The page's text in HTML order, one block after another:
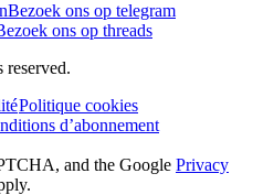
Bezoek ons op telegram
ons op threads
Politique cookies
d’abonnement
and the Google Privacy